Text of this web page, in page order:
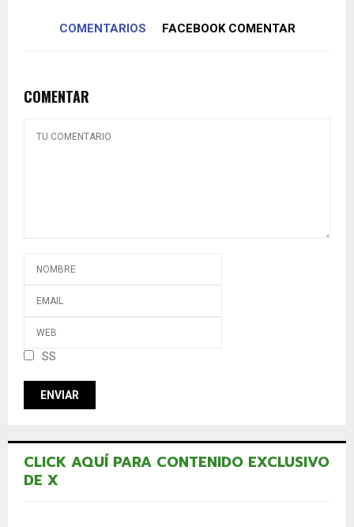
COMENTARIOS FACEBOOK COMENTAR
COMENTAR
SS
CLICK AQUÍ PARA CONTENIDO EXCLUSIVO
DE X